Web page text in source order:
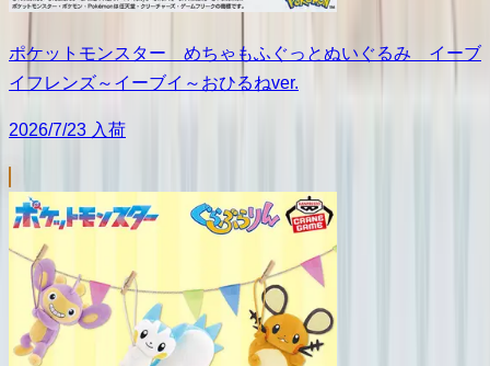
ポケットモンスター めちゃもふぐっとぬいぐるみ イーブ
イフレンズ～イーブイ～おひるねver.
2026/7/23 入荷